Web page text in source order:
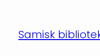
innholdSamisk